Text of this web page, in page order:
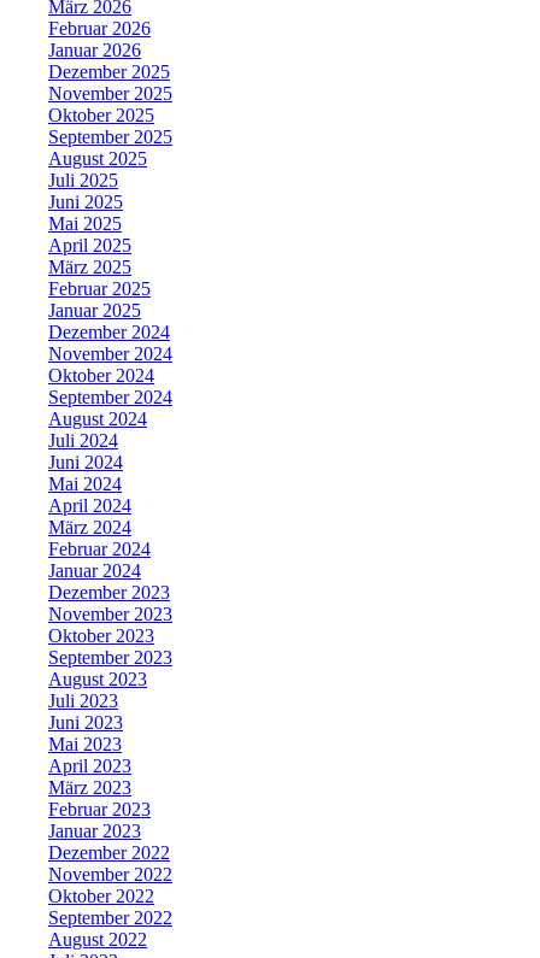
März 2026
Februar 2026
Januar 2026
Dezember 2025
November 2025
Oktober 2025
September 2025
August 2025
Juli 2025
Juni 2025
Mai 2025
April 2025
März 2025
Februar 2025
Januar 2025
Dezember 2024
November 2024
Oktober 2024
September 2024
August 2024
Juli 2024
Juni 2024
Mai 2024
April 2024
März 2024
Februar 2024
Januar 2024
Dezember 2023
November 2023
Oktober 2023
September 2023
August 2023
Juli 2023
Juni 2023
Mai 2023
April 2023
März 2023
Februar 2023
Januar 2023
Dezember 2022
November 2022
Oktober 2022
September 2022
August 2022